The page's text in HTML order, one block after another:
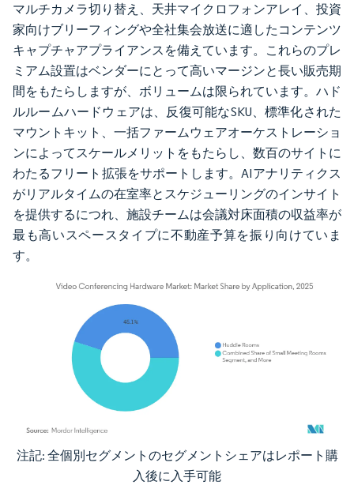
マルチカメラ切り替え、天井マイクロフォンアレイ、投資
家向けブリーフィングや全社集会放送に適したコンテンツ
キャプチャアプライアンスを備えています。これらのプレ
ミアム設置はベンダーにとって高いマージンと長い販売期
間をもたらしますが、ボリュームは限られています。ハド
ルルームハードウェアは、反復可能なSKU、標準化された
マウントキット、一括ファームウェアオーケストレーショ
ンによってスケールメリットをもたらし、数百のサイトに
わたるフリート拡張をサポートします。AIアナリティクス
がリアルタイムの在室率とスケジューリングのインサイト
を提供するにつれ、施設チームは会議対床面積の収益率が
最も高いスペースタイプに不動産予算を振り向けていま
す。
画像 © Mordor Intelligence。再利用にはCC BY 4.0の表示が必要です。
注記: 全個別セグメントのセグメントシェアはレポート購
入後に入手可能